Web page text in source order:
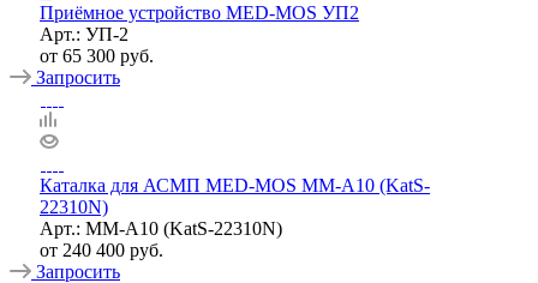
Приёмное устройство MED-MOS УП2
Арт.: УП-2
от 65 300 руб.
Запросить
Каталка для АСМП MED-MOS ММ-А10 (KatS-
22310N)
Арт.: ММ-А10 (KatS-22310N)
от 240 400 руб.
Запросить